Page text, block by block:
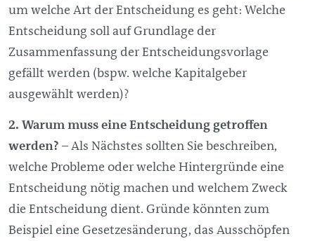
um welche Art der Entscheidung es geht: Welche
Entscheidung soll auf Grundlage der
Zusammenfassung der Entscheidungsvorlage
gefällt werden (bspw. welche Kapitalgeber
ausgewählt werden)?
Warum muss eine Entscheidung getroffen
werden? – Als Nächstes sollten Sie beschreiben,
welche Probleme oder welche Hintergründe eine
Entscheidung nötig machen und welchem Zweck
die Entscheidung dient. Gründe könnten zum
Beispiel eine Gesetzesänderung, das Ausschöpfen